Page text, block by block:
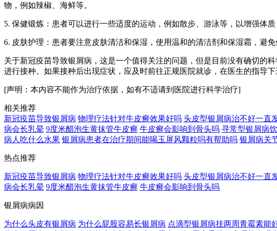
物，例如辣椒、海鲜等。
5. 保健锻炼：患者可以进行一些适度的运动，例如散步、游泳等，以增强体
6. 皮肤护理：患者要注意皮肤清洁和保湿，使用温和的清洁剂和保湿霜，避
关于新冠疫苗导致银屑病，这是一个值得关注的问题，但是目前没有确切的
进行接种。如果接种后出现症状，应及时前往正规医院就诊，在医生的指导
[声明：本内容不能作为治疗依据，如有不适请到医院进行科学治疗]
相关推荐
新冠疫苗导致银屑病 物理疗法针对牛皮癣效果好吗 头皮型银屑病治不好一直
病会长乳晕 9度米醋泡生黄抹管牛皮癣 牛皮癣会影响到骨头吗 寻常型银屑病
病人吃什么水果 银屑病患者在治疗期间能喝玉屏风颗粒吗有帮助吗 银屑病关
热点推荐
新冠疫苗导致银屑病 物理疗法针对牛皮癣效果好吗 头皮型银屑病治不好一直
病会长乳晕 9度米醋泡生黄抹管牛皮癣 牛皮癣会影响到骨头吗
银屑病病因
为什么头皮有银屑病 为什么屁股容易长银屑病 点滴型银屑病挂两周青霉素能